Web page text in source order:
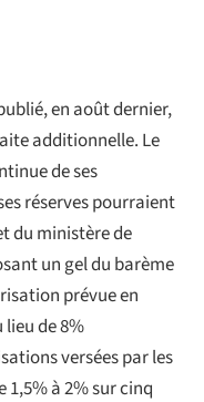
en août dernier,
additionnelle. Le
de ses
réserves pourraient
du ministère de
un gel du barème
prévue en
lieu de 8%
versées par les
à 2% sur cinq